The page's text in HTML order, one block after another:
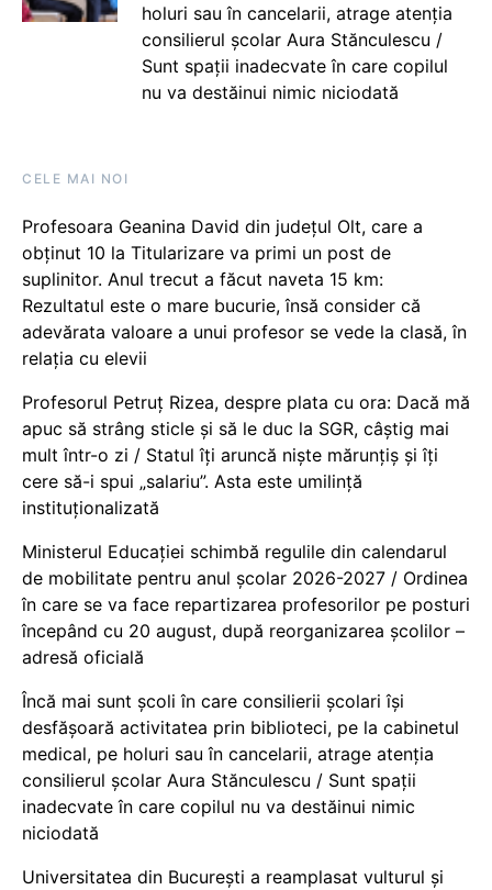
holuri sau în cancelarii, atrage atenția
consilierul școlar Aura Stănculescu /
Sunt spații inadecvate în care copilul
nu va destăinui nimic niciodată
CELE MAI NOI
Profesoara Geanina David din județul Olt, care a
obținut 10 la Titularizare va primi un post de
suplinitor. Anul trecut a făcut naveta 15 km:
Rezultatul este o mare bucurie, însă consider că
adevărata valoare a unui profesor se vede la clasă, în
relația cu elevii
Profesorul Petruț Rizea, despre plata cu ora: Dacă mă
apuc să strâng sticle și să le duc la SGR, câștig mai
mult într-o zi / Statul îți aruncă niște mărunțiș și îți
cere să-i spui „salariu”. Asta este umilință
instituționalizată
Ministerul Educației schimbă regulile din calendarul
de mobilitate pentru anul școlar 2026-2027 / Ordinea
în care se va face repartizarea profesorilor pe posturi
începând cu 20 august, după reorganizarea școlilor –
adresă oficială
Încă mai sunt școli în care consilierii școlari își
desfășoară activitatea prin biblioteci, pe la cabinetul
medical, pe holuri sau în cancelarii, atrage atenția
consilierul școlar Aura Stănculescu / Sunt spații
inadecvate în care copilul nu va destăinui nimic
niciodată
Universitatea din București a reamplasat vulturul și